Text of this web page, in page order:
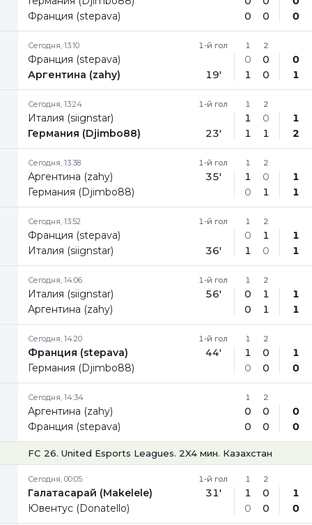
Франция (stepava)
0
0
0
Сегодня, 13:10
Франция (stepava)
Аргентина (zahy)
1-й гол
19'
1
0
1
2
0
0
0
1
Сегодня, 13:24
Италия (siignstar)
Германия (Djimbo88)
1-й гол
23'
1
1
1
2
0
1
1
2
Сегодня, 13:38
Аргентина (zahy)
Германия (Djimbo88)
1-й гол
35'
1
1
0
2
0
1
1
1
Сегодня, 13:52
Франция (stepava)
Италия (siignstar)
1-й гол
36'
1
0
1
2
1
0
1
1
Сегодня, 14:06
Италия (siignstar)
Аргентина (zahy)
1-й гол
56'
1
0
0
2
1
1
1
1
Сегодня, 14:20
Франция (stepava)
Германия (Djimbo88)
1-й гол
44'
1
1
0
2
0
0
1
0
Сегодня, 14:34
Аргентина (zahy)
Франция (stepava)
1
0
0
2
0
0
0
0
FC 26. United Esports Leagues. 2X4 мин. Казахстан
Сегодня, 00:05
Галатасарай (Makelele)
Ювентус (Donatello)
1-й гол
31'
1
1
0
2
0
0
1
0